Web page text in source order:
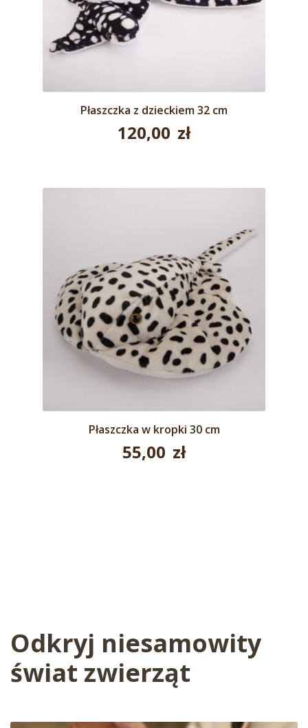
Płaszczka z dzieckiem 32 cm
120,00 zł
Płaszczka w kropki 30 cm
55,00 zł
Odkryj niesamowity
świat zwierząt